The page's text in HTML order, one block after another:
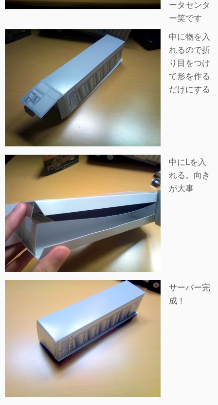
ータセンタ
ー笑です
中に物を入
れるので折
り目をつけ
て形を作る
だけにする
中にLを入
れる。向き
が大事
サーバー完
成！